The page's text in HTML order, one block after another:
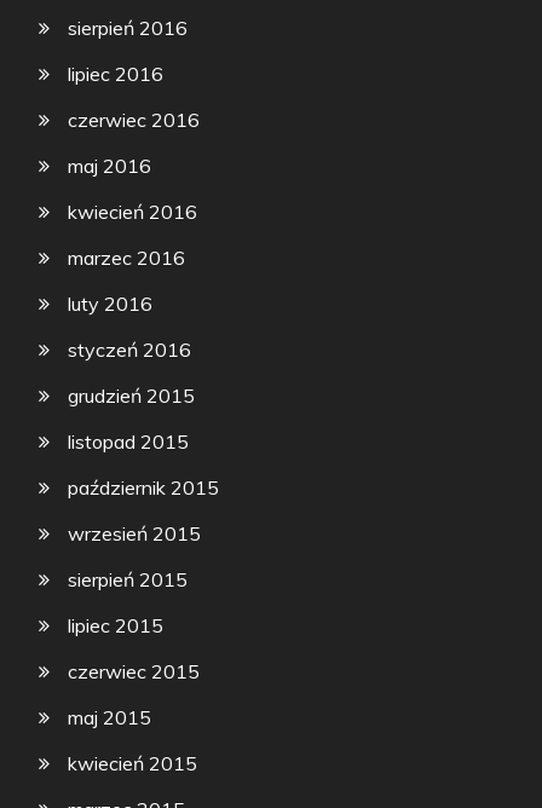
sierpień 2016
lipiec 2016
czerwiec 2016
maj 2016
kwiecień 2016
marzec 2016
luty 2016
styczeń 2016
grudzień 2015
listopad 2015
październik 2015
wrzesień 2015
sierpień 2015
lipiec 2015
czerwiec 2015
maj 2015
kwiecień 2015